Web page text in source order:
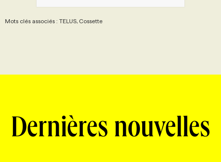
Mots clés associés : TELUS, Cossette
Dernières nouvelles